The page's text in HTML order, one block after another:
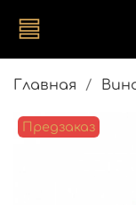
Главная
Предзаказ